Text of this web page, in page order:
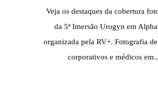
Veja os destaques da cobertura
da 5ª Imersão Urogyn em
organizada pela RV+. Fotografia
corporativos e médicos